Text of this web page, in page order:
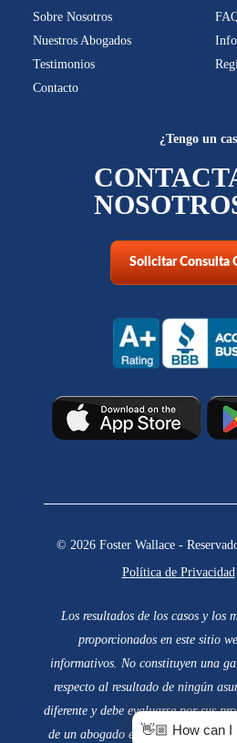
Sobre Nosotros
Nuestros Abogados
Testimonios
Contacto
¿Tengo un
Solicitar Consulta
© 2026 Foster Wallace -
Política de Privacidad
Los resultados de los casos y los
proporcionados en este sitio
informativos. No constituyen una
respecto al resultado de ningún
diferente y debe evaluarse por sus
de un abogado es una decisión
👋🏼 How can I